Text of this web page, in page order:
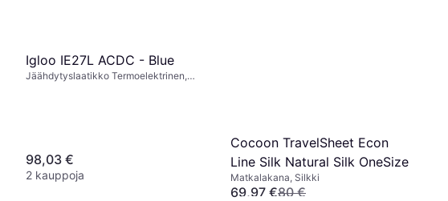
Igloo IE27L ACDC - Blue
Jäähdytyslaatikko Termoelektrinen,
98,03 €
2 kauppoja
Cocoon TravelSheet Econ
Line Silk Natural Silk OneSize
Matkalakana, Silkki
69,97 €80 €